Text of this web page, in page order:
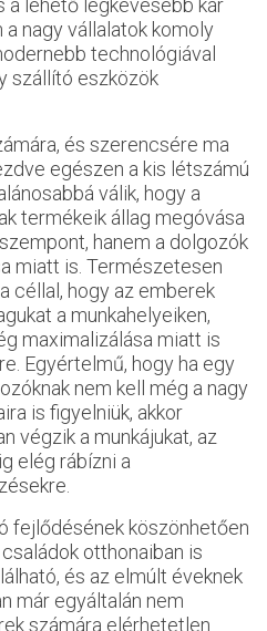
a lehető legkevesebb kár
a nagy vállalatok komoly
technológiával
szállító eszközök
és szerencsére ma
egészen a kis létszámú
válik, hogy a
termékeik állag megóvása
hanem a dolgozók
miatt is. Természetesen
céllal, hogy az emberek
a munkahelyeiken,
maximalizálása miatt is
Egyértelmű, hogy ha egy
nem kell még a nagy
is figyelniük, akkor
végzik a munkájukat, az
elég rábízni a
fejlődésének köszönhetően
otthonaiban is
és az elmúlt éveknek
már egyáltalán nem
számára elérhetetlen